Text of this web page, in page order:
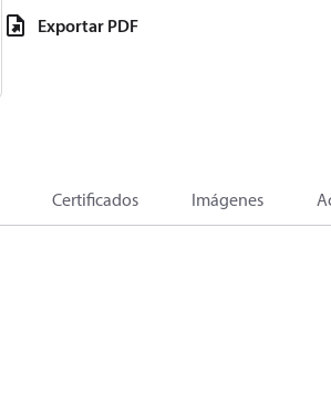
Exportar PDF
Certificados Imágenes